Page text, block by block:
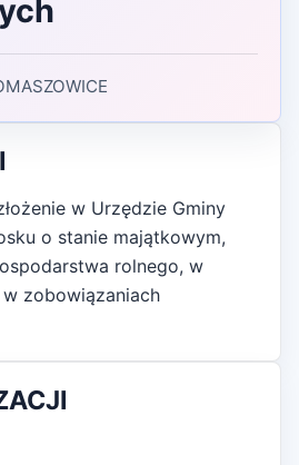
w Urzędzie Gminy
o stanie majątkowym,
rolnego, w
w zobowiązaniach